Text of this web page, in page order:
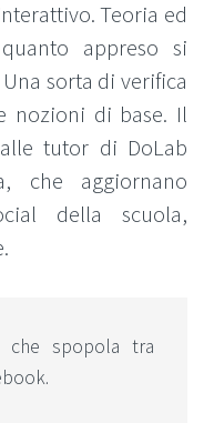
Teoria ed
appreso si
sorta di verifica
nozioni di base. Il
tutor di DoLab
che aggiornano
della scuola,
che spopola tra